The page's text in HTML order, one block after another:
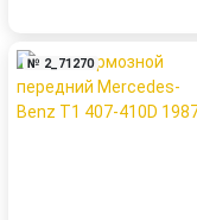
№ 2_71270